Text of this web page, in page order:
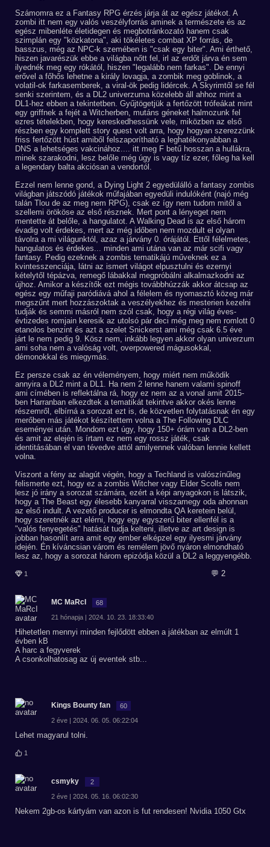
Számomra ez a Fantasy RPG érzés járja át az egész játékot. A
zombi itt nem egy valós veszélyforrás aminek a természete és az
egész mibenléte életidegen és megbotránkozató hanem csak
szimplán egy "közkatona", aki tökéletes combat XP forrás, de
basszus, még az NPC-k szemében is "csak egy biter". Ami érthető,
hiszen javarészük ebbe a világba nőtt fel, irl az erdőt járva én sem
ilyednék meg egy rókától, hiszen "legalább nem farkas". De ennyi
erővel a főhős lehetne a király lovagja, a zombik meg goblinok, a
volatil-ok farkasemberek, a viral-ök pedig lidércek. A Skyrimtől se fél
senki szerintem, és a DL2 univerzuma közelebb áll ahhoz mint a
DL1-hez ebben a tekintetben. Gyűjtögetjük a fertőzött trófeákat mint
egy griffnek a fejét a Witcherben, mutáns géneket halmozunk fel
ezres tételekben, hogy kereskedhessünk vele, miközben az első
részben egy komplett story quest volt arra, hogy hogyan szerezzünk
friss fertőzött húst amiből felszaporítható a leghatékonyabban a
DNS a lehetséges vakcinához.... itt meg F betű hosszan a hullákra,
minek szarakodni, lesz belőle még úgy is vagy tíz ezer, főleg ha kell
a legendary balta akciósan a vendortól.
Ezzel nem lenne gond, a Dying Light 2 egyedülálló a fantasy zombis
világban játszódó játékok műfajában egyedüli indulóként (najó még
talán Tlou de az meg nem RPG), csak ez így nem tudom mitől a
szellemi örököse az első résznek. Mert pont a lényeget nem
mentette át belőle, a hangulatot. A Walking Dead is az első három
évadig volt érdekes, mert az még időben nem mozdult el olyan
távolra a mi világunktól, azaz a járvány 0. órájától. Ettől félelmetes,
hangulatos és érdekes... minden ami utána van az már scifi vagy
fantasy. Pedig ezeknek a zombis tematikájú műveknek ez a
kvintesszenciája, látni az ismert világot elpusztulni és ezernyi
kételytől tépázva, remegő lábakkal megpróbálni alkalmazkodni az
újhoz. Amikor a készítők ezt mégis továbbhúzzák akkor átcsap az
egész egy műfaji paródiává ahol a félelem és nyomasztó közeg már
megszűnt mert hozzászoktak a veszélyekhez és mesterien kezelni
tudják és semmi másról nem szól csak, hogy a régi világ éves-
évtizedes romjain keresik az utolsó pár deci még meg nem romlott 0
etanolos benzint és azt a szelet Snickerst ami még csak 6.5 éve
járt le nem pedig 9. Kösz nem, inkább legyen akkor olyan univerzum
ami soha nem a valóság volt, overpowered mágusokkal,
démonokkal és miegymás.
Ez persze csak az én véleményem, hogy miért nem működik
annyira a DL2 mint a DL1. Ha nem 2 lenne hanem valami spinoff
ami címében is reflektálna rá, hogy ez nem az a vonal amit 2015-
ben Harranban elkezdtek a tematikát tekintve akkor okés lenne
részemről, elbírná a sorozat ezt is, de közvetlen folytatásnak én egy
merőben más játékot készítettem volna a The Following DLC
eseményei után. Mondom ezt úgy, hogy 150+ órám van a DL2-ben
és amit az elején is írtam ez nem egy rossz játék, csak
identitásában el van tévedve attól amilyennek valóban lennie kellett
volna.
Viszont a fény az alagút végén, hogy a Techland is valószínűleg
felismerte ezt, hogy ez a zombis Witcher vagy Elder Scolls nem
lesz jó irány a sorozat számára, ezért a képi anyagokon is látszik,
hogy a The Beast egy élesebb kanyarral visszamegy oda ahonnan
az első indult. A vezető producer is elmondta QA keretein belül,
hogy szeretnék azt elérni, hogy egy egyszerű biter ellenfél is a
"valós fenyegetés" hatását tudja kelteni, illetve az art design is
jobban hasonlít arra amit egy ember elképzel egy ilyesmi járvány
idején. Én kíváncsian várom és remélem jövő nyáron elmondható
lesz az, hogy a sorozat három epizódja közül a DL2 a leggyengébb.
1 💬 2
MC MaRcI 68
21 hónapja | 2024. 10. 23. 18:33:40
Hihetetlen mennyi minden fejlődött ebben a játékban az elmúlt 1
évben kB
A harc a fegyverek
A csonkolhatosag az új eventek stb...
Kings Bounty fan 60
2 éve | 2024. 06. 05. 06:22:04
Lehet magyarul tolni.
1
csmyky 2
2 éve | 2024. 05. 16. 06:02:30
Nekem 2gb-os kártyám van azon is fut rendesen! Nvidia 1050 Gtx